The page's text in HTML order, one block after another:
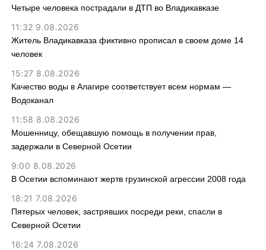
Четыре человека пострадали в ДТП во Владикавказе
11:32 9.08.2026
Житель Владикавказа фиктивно прописал в своем доме 14
человек
15:27 8.08.2026
Качество воды в Алагире соответствует всем нормам —
Водоканал
11:58 8.08.2026
Мошенницу, обещавшую помощь в получении прав,
задержали в Северной Осетии
9:00 8.08.2026
В Осетии вспоминают жертв грузинской агрессии 2008 года
18:21 7.08.2026
Пятерых человек, застрявших посреди реки, спасли в
Северной Осетии
16:24 7.08.2026